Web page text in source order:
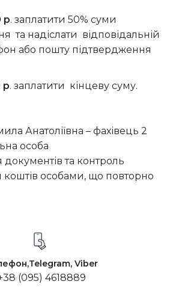
р. заплатити 50% суми
та надіслати відповідальній
або пошту підтвердження
р. заплатити кінцеву суму.
Анатоліївна – фахівець 2
особа
та контроль
особами, що повторно
Viber
(095) 4618889